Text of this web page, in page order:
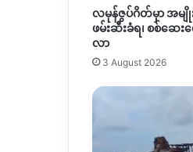
လမုန်ဇွပ်ဂိတ်မှာ အမျိုး
ဖမ်းဆီးခံရ၊ စစ်ဆေး
လာ
3 August 2026